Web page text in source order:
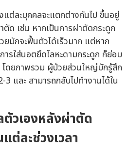
แต่ละบุคคลจะแตกต่างกันไป ขึ้นอยู่
ด เช่น หากเป็นการผ่าตัดกระดูก
มักจะฟื้นตัวได้เร็วมาก แต่หาก
รใส่นอตยึดโลหะดามกระดูก ก็ย่อม
ดยภาพรวม ผู้ป่วยส่วนใหญ่มักรู้สึก
และ สามารถกลับไปทำงานได้ใน
วเองหลังผ่าตัด
ต่ละช่วงเวลา